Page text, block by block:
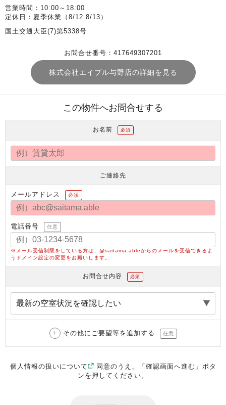
営業時間：10:00～18:00
定休日：夏季休業（8/12.8/13）
国土交通大臣(7)第5338号
お問合せ番号：417649307201
株式会社エイブル与野店の詳細を見る
この物件へお問合せする
お名前 必須
ご連絡先
メールアドレス 必須
電話番号 任意
※メール受信制限をしている方は、@saitama.ableからのメールを受信できるよ
うドメイン設定の変更をお願いします。
お問合せ内容 必須
その他にご要望等を追加する 任意
個人情報の扱いについて
同意のうえ、「確認画面へ進む」ボタ
ンを押してください。